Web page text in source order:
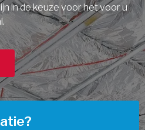
in de keuze voor het voor u